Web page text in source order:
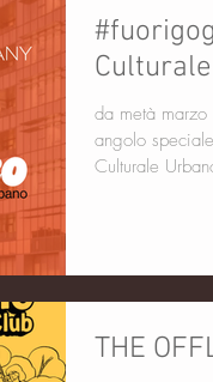
da metà marzo
angolo
Culturale
THE